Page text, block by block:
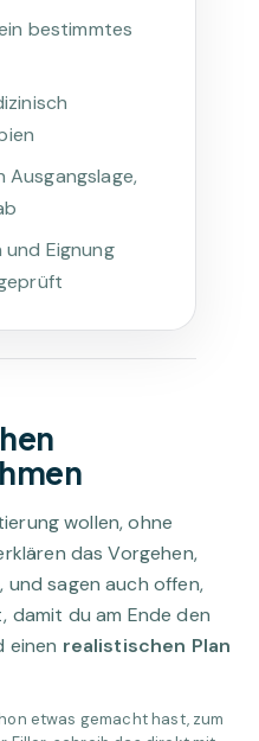
bestimmtes
Ausgangslage,
Eignung
wollen, ohne
das Vorgehen,
und sagen auch offen,
damit du am Ende den
einen realistischen Plan
etwas gemacht hast, zum